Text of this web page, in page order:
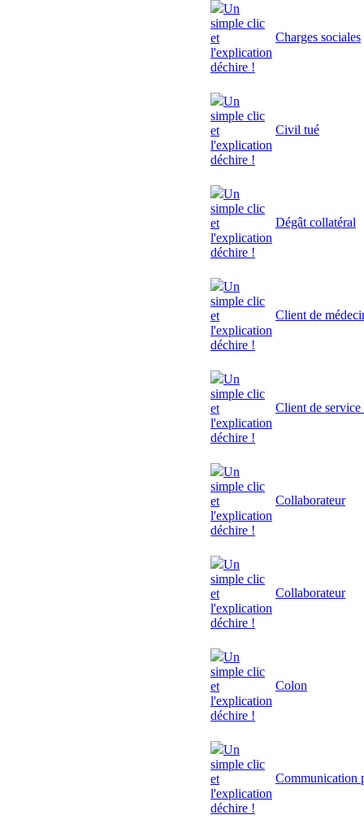
Un
simple clic
et
l'explication
déchire !
Charges sociales
Un
simple clic
et
l'explication
déchire !
Civil tué
Un
simple clic
et
l'explication
déchire !
Dégât collatéral
Un
simple clic
et
l'explication
déchire !
Client de
Un
simple clic
et
l'explication
déchire !
Client de
Un
simple clic
et
l'explication
déchire !
Collaborateur
Un
simple clic
et
l'explication
déchire !
Collaborateur
Un
simple clic
et
l'explication
déchire !
Colon
Un
simple clic
et
l'explication
déchire !
Communication